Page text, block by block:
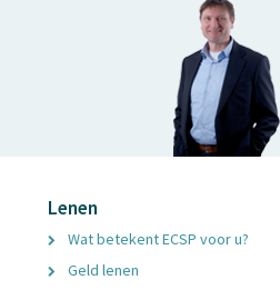
Lenen
Wat betekent ECSP voor u?
Geld lenen